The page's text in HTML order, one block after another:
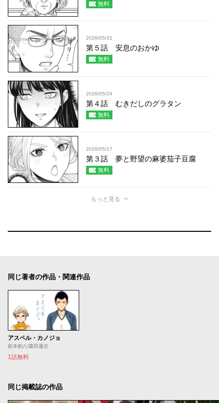
無料
2026/05/31
第５話 安息のおかゆ
無料
2026/05/24
第４話 むきだしのグラタン
無料
2026/05/17
第３話 夢と野望の麻婆茄子豆腐
無料
もっと見る
同じ著者の作品・関連作品
アスペル・カノジョ
萩本創八/森田蓮次
1話無料
同じ掲載誌の作品